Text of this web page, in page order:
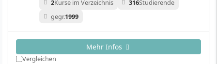
2Kurse im Verzeichnis 316Studierende
gegr.1999
Mehr Infos
Vergleichen